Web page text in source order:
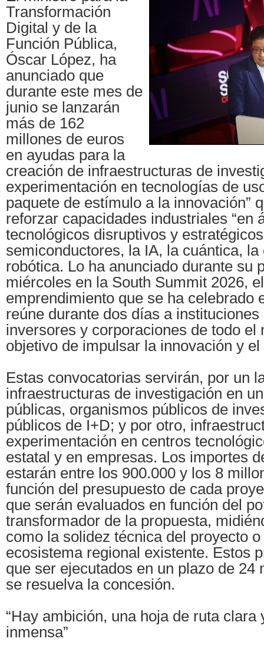
Transformación
Digital y de la
Función Pública,
Óscar López, ha
anunciado que
durante este mes de
junio se lanzarán
más de 162
millones de euros
en ayudas para la
creación de infraestructuras de
experimentación en tecnologías de
paquete de estímulo a la innovación”
reforzar capacidades industriales “en
tecnológicos disruptivos y
semiconductores, la IA, la cuántica,
robótica. Lo ha anunciado durante su
miércoles en la South Summit 2026,
emprendimiento que se ha celebrado
reúne durante dos días a
inversores y corporaciones de todo el
objetivo de impulsar la innovación y
Estas convocatorias servirán, por un
infraestructuras de investigación en
públicas, organismos públicos de
públicos de I+D; y por otro,
experimentación en centros
estatal y en empresas. Los importes
estarán entre los 900.000 y los 8
función del presupuesto de cada
que serán evaluados en función del
transformador de la propuesta,
como la solidez técnica del proyecto
ecosistema regional existente. Estos
que ser ejecutados en un plazo de 24
se resuelva la concesión.
“Hay ambición, una hoja de ruta clara
inmensa”